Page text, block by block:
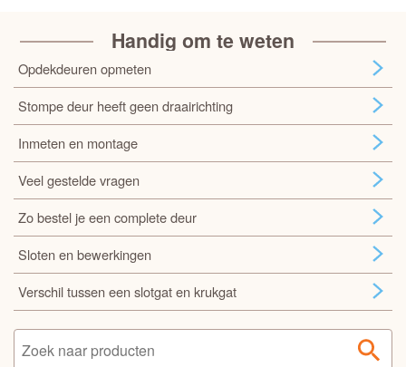
Handig om te weten
Opdekdeuren opmeten
Stompe deur heeft geen draairichting
Inmeten en montage
Veel gestelde vragen
Zo bestel je een complete deur
Sloten en bewerkingen
Verschil tussen een slotgat en krukgat